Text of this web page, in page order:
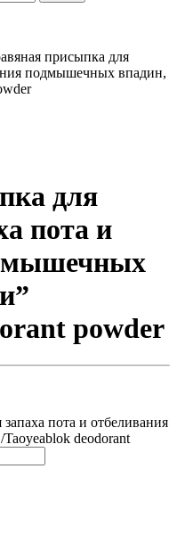
присыпка для
подмышечных впадин,
для
пота и
powder
пота и отбеливания
deodorant